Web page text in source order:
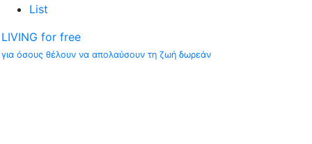
List
LIVING for free
για όσους θέλουν να απολαύσουν τη ζωή δωρεάν